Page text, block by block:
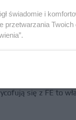
Meksyku
Formule E, ostatnio
się z FE to
świadomie i
przetwarzania